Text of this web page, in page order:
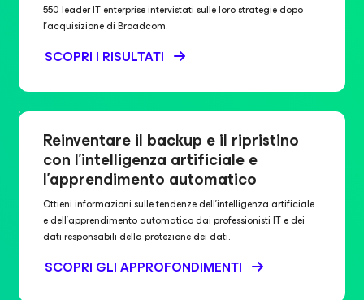
550 leader IT enterprise intervistati sulle loro strategie dopo
l'acquisizione di Broadcom.
SCOPRI I RISULTATI
Reinventare il backup e il ripristino
con l'intelligenza artificiale e
l'apprendimento automatico
Ottieni informazioni sulle tendenze dell'intelligenza artificiale
e dell'apprendimento automatico dai professionisti IT e dei
dati responsabili della protezione dei dati.
SCOPRI GLI APPROFONDIMENTI